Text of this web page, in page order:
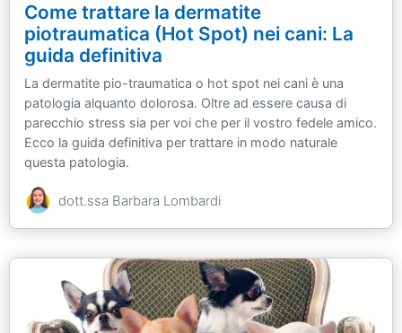
Come trattare la dermatite
piotraumatica (Hot Spot) nei cani: La
guida definitiva
La dermatite pio-traumatica o hot spot nei cani è una
patologia alquanto dolorosa. Oltre ad essere causa di
parecchio stress sia per voi che per il vostro fedele amico.
Ecco la guida definitiva per trattare in modo naturale
questa patologia.
dott.ssa Barbara Lombardi